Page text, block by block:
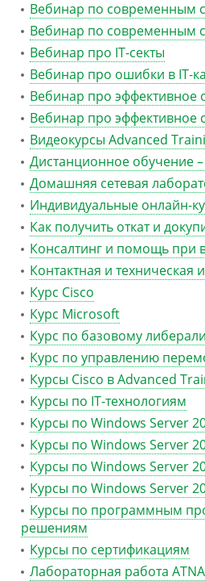
Вебинар по современным
Вебинар по современным
Вебинар про IT-секты
Вебинар про ошибки в IT-
Вебинар про эффективное
Вебинар про эффективное
Видеокурсы Advanced
Дистанционное обучение
Домашняя сетевая
Индивидуальные онлайн-
Как получить откат и
Консалтинг и помощь при
Контактная и техническая
Курс Cisco
Курс Microsoft
Курс по базовому
Курс по управлению
Курсы Cisco в Advanced
Курсы по IT-технологиям
Курсы по Windows Server
Курсы по Windows Server
Курсы по Windows Server
Курсы по Windows Server
Курсы по программным
решениям
Курсы по сертификациям
Лабораторная работа ATNA